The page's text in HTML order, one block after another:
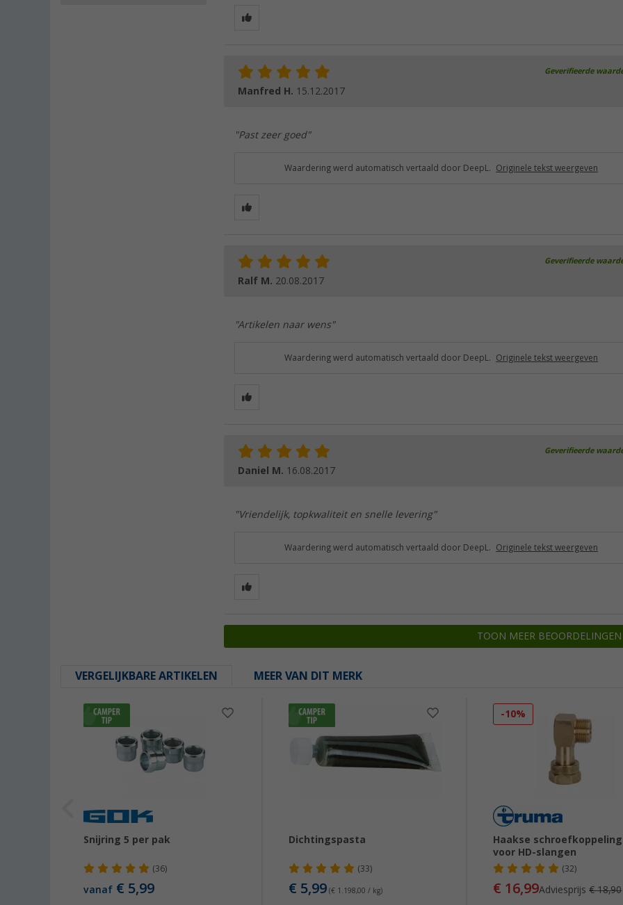
Geverifieerde
Manfred H. 15.12.2017
"Past zeer goed"
Waardering werd automatisch vertaald door DeepL. Originele tekst weergeven
Geverifieerde
Ralf M. 20.08.2017
"Artikelen naar wens"
Waardering werd automatisch vertaald door DeepL. Originele tekst weergeven
Geverifieerde
Daniel M. 16.08.2017
"Vriendelijk, topkwaliteit en snelle levering"
Waardering werd automatisch vertaald door DeepL. Originele tekst weergeven
TOON MEER BEOORDELINGEN
VERGELIJKBARE ARTIKELEN MEER VAN DIT MERK
Snijring 5 per pak
(36)
vanaf € 5,99
Dichtingspasta
(33)
€ 5,99 (€ 1.198,00 / kg)
-10%
Haakse schroefkoppeling
voor HD-slangen
(32)
€ 16,99Adviesprijs€ 18,90